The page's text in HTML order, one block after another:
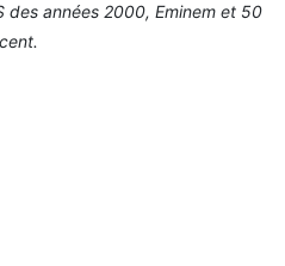
des années 2000, Eminem et 50
cent.